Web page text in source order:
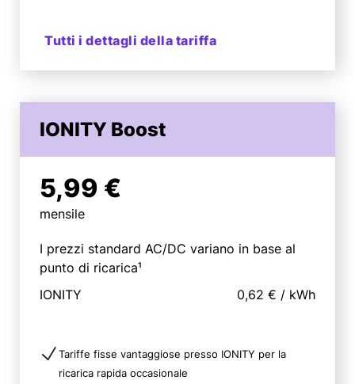
Tutti i dettagli della tariffa
IONITY Boost
5,99 €
mensile
I prezzi standard AC/DC variano in base al
punto di ricarica¹
IONITY
0,62 € / kWh
Tariffe fisse vantaggiose presso IONITY per la
ricarica rapida occasionale